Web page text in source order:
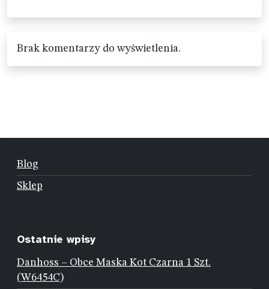
Brak komentarzy do wyświetlenia.
Blog
Sklep
Ostatnie wpisy
Danhoss – Obce Maska Kot Czarna 1 Szt.
(W6454C)